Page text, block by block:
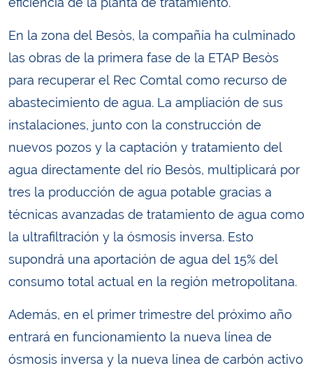
En la zona del Besòs, la compañía ha culminado
las obras de la primera fase de la ETAP Besòs
para recuperar el Rec Comtal como recurso de
abastecimiento de agua. La ampliación de sus
instalaciones, junto con la construcción de
nuevos pozos y la captación y tratamiento del
agua directamente del río Besòs, multiplicará por
tres la producción de agua potable gracias a
técnicas avanzadas de tratamiento de agua como
la ultrafiltración y la ósmosis inversa. Esto
supondrá una aportación de agua del 15% del
consumo total actual en la región metropolitana.
Además, en el primer trimestre del próximo año
entrará en funcionamiento la nueva línea de
ósmosis inversa y la nueva línea de carbón activo